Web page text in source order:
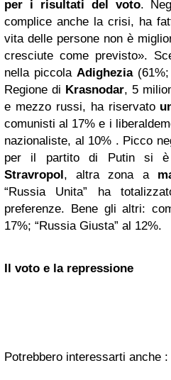
per i risultati del voto.
complice anche la crisi, ha
vita delle persone non è
cresciute come previsto».
nella piccola Adighezia(61%;
Regione di Krasnodar, 5
e mezzo russi, ha riservato
comunisti al 17% e i
nazionaliste, al 10% . Picco
per il partito di Putin si è
Stravropol, altra zona a
“Russia Unita” ha
preferenze. Bene gli altri:
17%; “Russia Giusta” al 12%.
Il voto e la repressione
Potrebbero interessarti anche :